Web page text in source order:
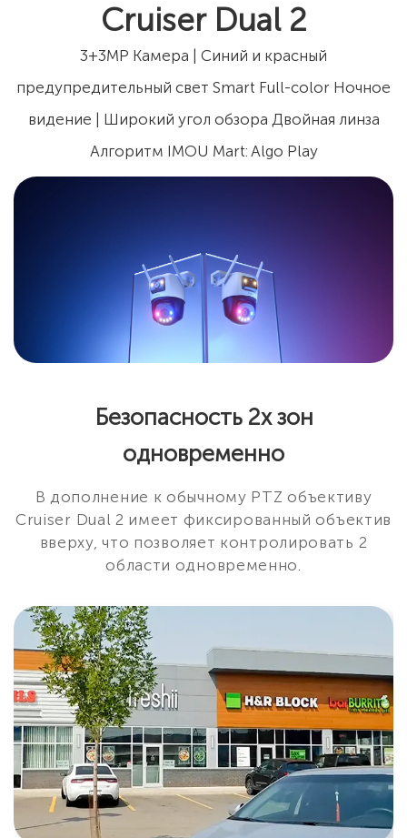
Cruiser Dual 2
3+3MP Камера | Синий и красный
предупредительный свет Smart Full-color Ночное
видение | Широкий угол обзора Двойная линза
Алгоритм IMOU Mart: Algo Play
Безопасность 2х зон
одновременно
В дополнение к обычному PTZ объективу
Cruiser Dual 2 имеет фиксированный объектив
вверху, что позволяет контролировать 2
области одновременно.